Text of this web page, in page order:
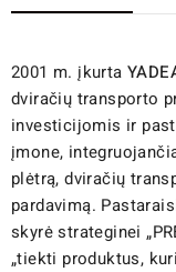
2001 m. įkurta
dviračių transporto
investicijomis ir
įmone,
plėtrą, dviračių
pardavimą.
skyrė strateginei
„tiekti produktus,